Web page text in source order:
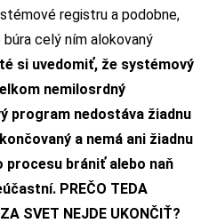
registru a podobne,
celý ním alokovaný
si uvedomiť, že systémový
nemilosrdný
program nedostáva žiadnu
a nemá ani žiadnu
brániť alebo naň
PREČO TEDA
SVET NEJDE UKONČIŤ?